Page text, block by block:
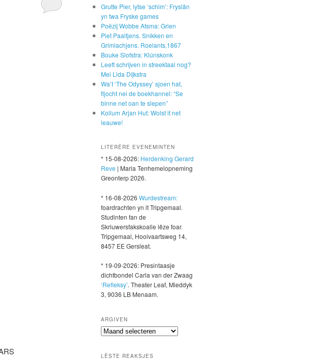
Grutte Pier, lytse ‘schim’: Fryslân
yn twa Fryske games
Poëzij Wobbe Atsma: Grien
Piet Paaltjens. Snikken en
Grimlachjens. Roelants,1867
Bouke Slofstra: Klúnskonk
Leeft schrijven in streektaal nog?
Mei Lida Dijkstra
Wa’t ‘The Odyssey’ sjoen hat,
fljocht nei de boekhannel: “Se
binne net oan te slepen”
Kollum Arjan Hut: Wolst it net
leauwe!
LITERÊRE EVENEMINTEN
* 15-08-2026: Herdenking Gerard
Reve | Maria Tenhemelopneming
Greonterp 2026.
* 16-08-2026 Wurdestream:
foardrachten yn it Tripgemaal.
Studinten fan de
Skriuwersfakskoalle lêze foar.
Tripgemaal, Hooivaartsweg 14,
8457 EE Gersleat.
* 19-09-2026: Presintaasje
dichtbondel Carla van der Zwaag
‘Refleksy’. Theater Leaf, Mieddyk
3, 9036 LB Menaam.
ARGIVEN
Argiven
LÊSTE REAKSJES